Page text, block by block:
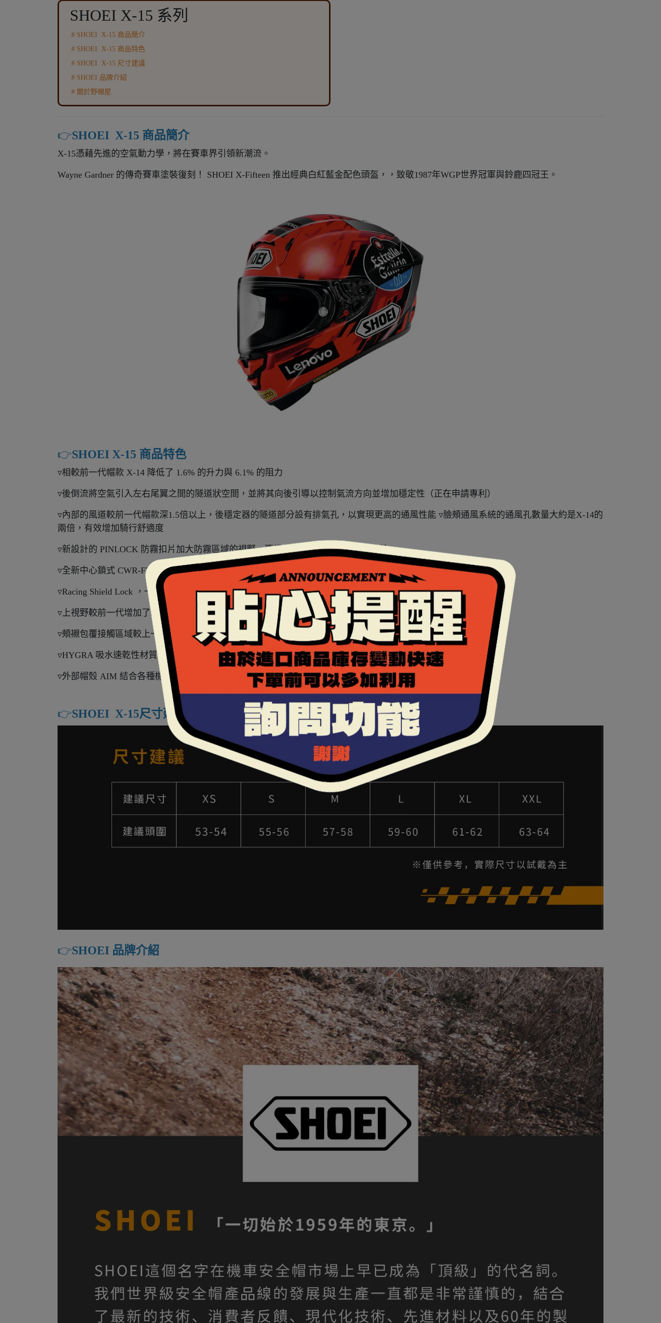
SHOEI X-15 系列
# SHOEI X-15 商品簡介
# SHOEI X-15 商品特色
# SHOEI X-15 尺寸建議
# SHOEI 品牌介紹
# 關於野帽屋
👉️SHOEI X-15 商品簡介
X-15憑藉先進的空氣動力學，將在賽車界引領新潮流。
Wayne Gardner 的傳奇賽車塗裝復刻！ SHOEI X-Fifteen 推出經典白紅藍金配色頭盔，，致敬1987年WGP世界冠軍與鈴鹿四冠王。
👉️SHOEI X-15 商品特色
▿相較前一代帽款 X-14 降低了 1.6% 的升力與 6.1% 的阻力
▿後倒流將空氣引入左右尾翼之間的隧道狀空間，並將其向後引導以控制氣流方向並增加穩定性（正在申請專利）
▿內部的風道較前一代帽款深1.5倍以上，後穩定器的隧道部分設有排氣孔，以實現更高的通風性能 ▿臉頰通風系統的通風孔數量大約是X-14的
兩倍，有效增加騎行舒適度
▿新設計的 PINLOCK 防霧扣片加大防霧區域的視野，更提升雨天和冷天騎乘的安全性
▿全新中心鎖式 CWR-F2R 鏡片，可增強鏡片與窗膠條之間的密合度，並搭有擾流凸點減少風切噪音
▿Racing Shield Lock ，一個中心鎖和一個鏡片鎖，可防止鏡片意外開啟 ▿鏡片扳機鎖，可防止盾牌因跌落衝擊而脫落
▿上視野較前一代增加了5mm視野高度
▿頰襯包覆接觸區域較上一代提升至116%
▿HYGRA 吸水速乾性材質內襯 ▿可安裝賽道引水配件(須加購)
▿外部帽殼 AIM 結合各種機能纖維複合而成，採用多帽殼的規畫，使用了四種不同大小的帽殼使體積和重量最優化
👉️SHOEI X-15尺寸建議
👉️SHOEI 品牌介紹